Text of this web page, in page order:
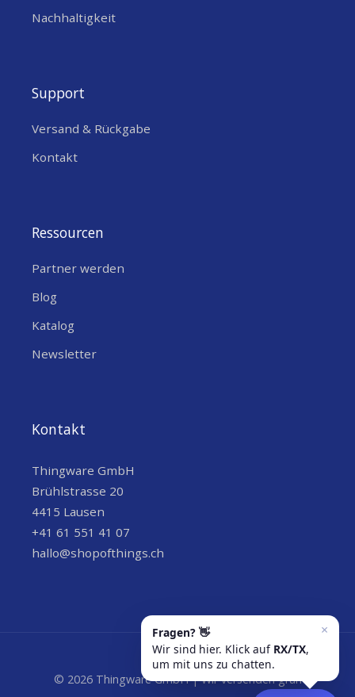
Lieferumfang
1x Power und Signal Adapter
Nachhaltigkeit
Support
Versand & Rückgabe
Kontakt
Ressourcen
Partner werden
Blog
Katalog
Newsletter
Kontakt
Thingware GmbH
Brühlstrasse 20
4415 Lausen
+41 61 551 41 07
hallo@shopofthings.ch
© 2026 Thingware GmbH | Wir versenden grün